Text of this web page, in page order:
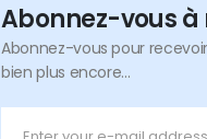
Abonnez-vous
Abonnez-vous pour
bien plus encore...